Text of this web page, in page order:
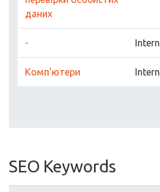
даних
- Intern
Комп'ютери Intern
SEO Keywords